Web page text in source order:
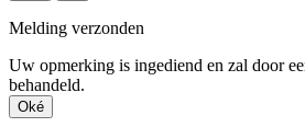
Melding verzonden
Uw opmerking is ingediend en zal door
behandeld.
Oké